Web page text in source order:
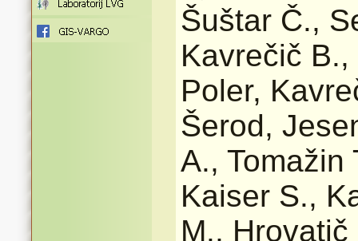
Šuštar Č.,
Kavrečič
Poler,
Šerod,
A., Tomažin
Kaiser S.,
M.,